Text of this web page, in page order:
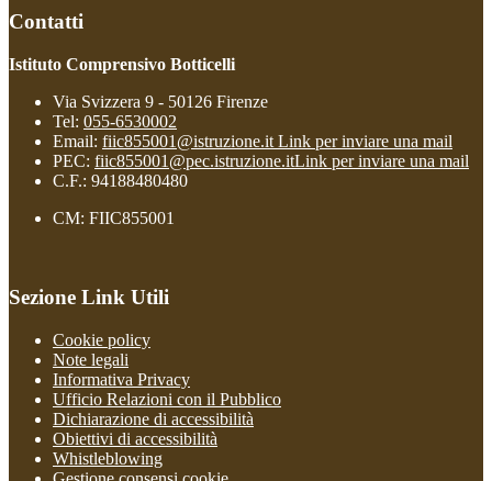
Contatti
Istituto Comprensivo Botticelli
Via Svizzera 9 - 50126 Firenze
Tel: 055-6530002
Email: fiic855001@istruzione.it Link per inviare una mail
PEC: fiic855001@pec.istruzione.itLink per inviare una mail
C.F.: 94188480480
CM: FIIC855001
Sezione Link Utili
Cookie policy
Note legali
Informativa Privacy
Ufficio Relazioni con il Pubblico
Dichiarazione di accessibilità
Obiettivi di accessibilità
Whistleblowing